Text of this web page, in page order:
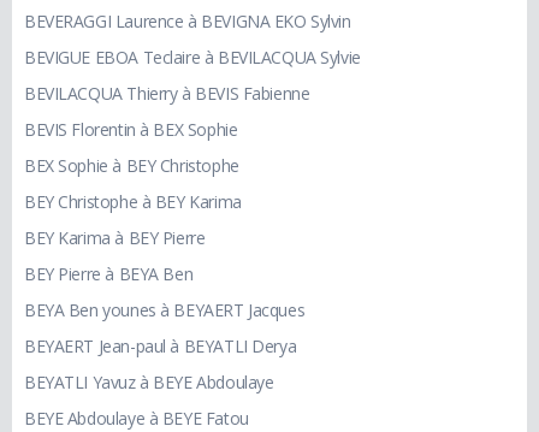
BEVERAGGI Laurence à BEVIGNA EKO Sylvin
BEVIGUE EBOA Teclaire à BEVILACQUA Sylvie
BEVILACQUA Thierry à BEVIS Fabienne
BEVIS Florentin à BEX Sophie
BEX Sophie à BEY Christophe
BEY Christophe à BEY Karima
BEY Karima à BEY Pierre
BEY Pierre à BEYA Ben
BEYA Ben younes à BEYAERT Jacques
BEYAERT Jean-paul à BEYATLI Derya
BEYATLI Yavuz à BEYE Abdoulaye
BEYE Abdoulaye à BEYE Fatou